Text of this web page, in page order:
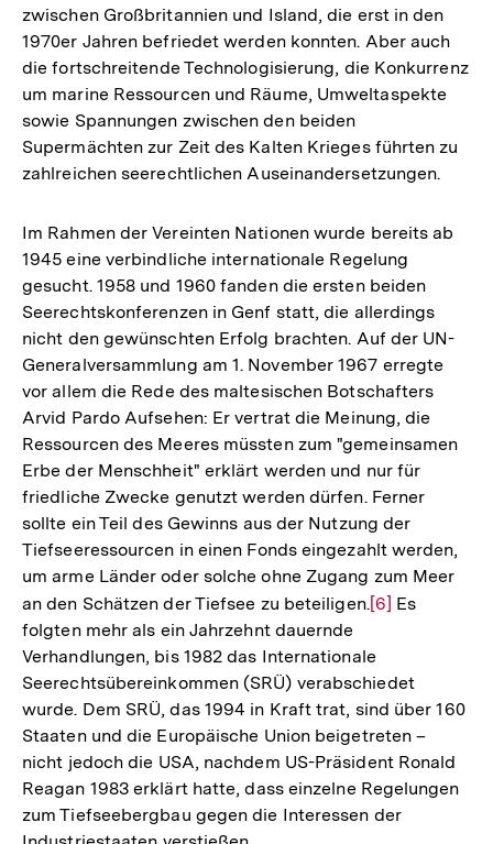
zwischen Großbritannien und Island, die erst in den
1970er Jahren befriedet werden konnten. Aber auch
die fortschreitende Technologisierung, die Konkurrenz
um marine Ressourcen und Räume, Umweltaspekte
sowie Spannungen zwischen den beiden
Supermächten zur Zeit des Kalten Krieges führten zu
zahlreichen seerechtlichen Auseinandersetzungen.
Im Rahmen der Vereinten Nationen wurde bereits ab
1945 eine verbindliche internationale Regelung
gesucht. 1958 und 1960 fanden die ersten beiden
Seerechtskonferenzen in Genf statt, die allerdings
nicht den gewünschten Erfolg brachten. Auf der UN-
Generalversammlung am 1. November 1967 erregte
vor allem die Rede des maltesischen Botschafters
Arvid Pardo Aufsehen: Er vertrat die Meinung, die
Ressourcen des Meeres müssten zum "gemeinsamen
Erbe der Menschheit" erklärt werden und nur für
friedliche Zwecke genutzt werden dürfen. Ferner
sollte ein Teil des Gewinns aus der Nutzung der
Tiefseeressourcen in einen Fonds eingezahlt werden,
um arme Länder oder solche ohne Zugang zum Meer
an den Schätzen der Tiefsee zu beteiligen.Zur
der
Fußnote
[6] Es
folgten mehr als ein Jahrzehnt dauernde
Verhandlungen, bis 1982 das Internationale
Seerechtsübereinkommen (SRÜ) verabschiedet
wurde. Dem SRÜ, das 1994 in Kraft trat, sind über 160
Staaten und die Europäische Union beigetreten –
nicht jedoch die USA, nachdem US-Präsident Ronald
Reagan 1983 erklärt hatte, dass einzelne Regelungen
zum Tiefseebergbau gegen die Interessen der